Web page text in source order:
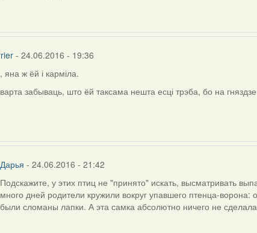
- 24.06.2016 - 19:36
яна ж ёй і карміла.
забываць, што ёй таксама нешта есці трэба, бо на
Дарья - 24.06.2016 - 21:42
In
reply
to
Подскажите, у этих птиц не "принято" искать, высматривать
много дней родители кружили вокруг упавшего птенца-
были сломаны лапки. А эта самка абсолютно ничего не